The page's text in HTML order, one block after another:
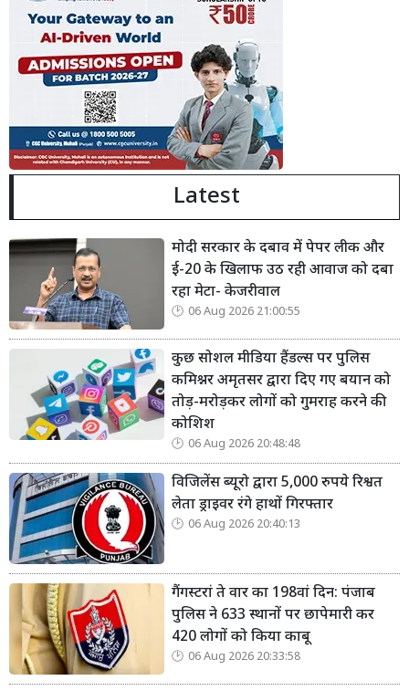
Latest
मोदी सरकार के दबाव में पेपर लीक और
ई-20 के खिलाफ उठ रही आवाज को दबा
रहा मेटा- केजरीवाल
06 Aug 2026 21:00:55
कुछ सोशल मीडिया हैंडल्स पर पुलिस
कमिश्नर अमृतसर द्वारा दिए गए बयान को
तोड़-मरोड़कर लोगों को गुमराह करने की
कोशिश
06 Aug 2026 20:48:48
विजिलेंस ब्यूरो द्वारा 5,000 रुपये रिश्वत
लेता ड्राइवर रंगे हाथों गिरफ्तार
06 Aug 2026 20:40:13
गैंगस्टरां ते वार का 198वां दिन: पंजाब
पुलिस ने 633 स्थानों पर छापेमारी कर
420 लोगों को किया काबू
06 Aug 2026 20:33:58